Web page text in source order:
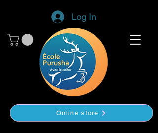
Log In
Online store